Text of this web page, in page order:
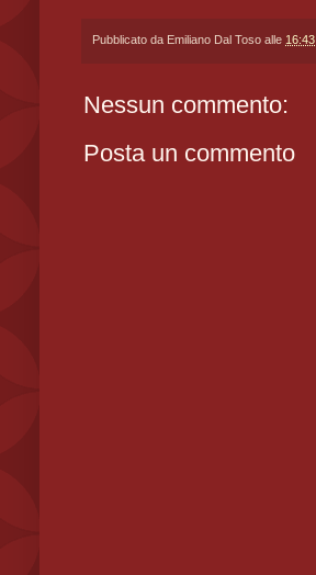
Pubblicato da Emiliano Dal Toso alle 16:43
Nessun commento:
Posta un commento